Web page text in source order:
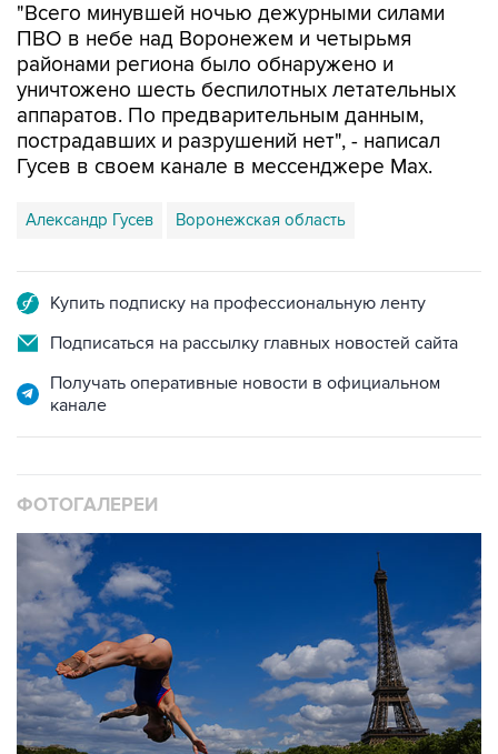
"Всего минувшей ночью дежурными силами
ПВО в небе над Воронежем и четырьмя
районами региона было обнаружено и
уничтожено шесть беспилотных летательных
аппаратов. По предварительным данным,
пострадавших и разрушений нет", - написал
Гусев в своем канале в мессенджере Max.
Александр Гусев Воронежская область
Купить подписку на профессиональную ленту
Подписаться на рассылку главных новостей сайта
Получать оперативные новости в официальном
канале
ФОТОГАЛЕРЕИ